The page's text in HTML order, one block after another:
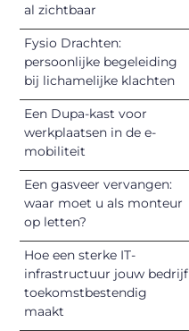
al zichtbaar
Fysio Drachten:
persoonlijke begeleiding
bij lichamelijke klachten
Een Dupa-kast voor
werkplaatsen in de e-
mobiliteit
Een gasveer vervangen:
waar moet u als monteur
op letten?
Hoe een sterke IT-
infrastructuur jouw bedrijf
toekomstbestendig
maakt